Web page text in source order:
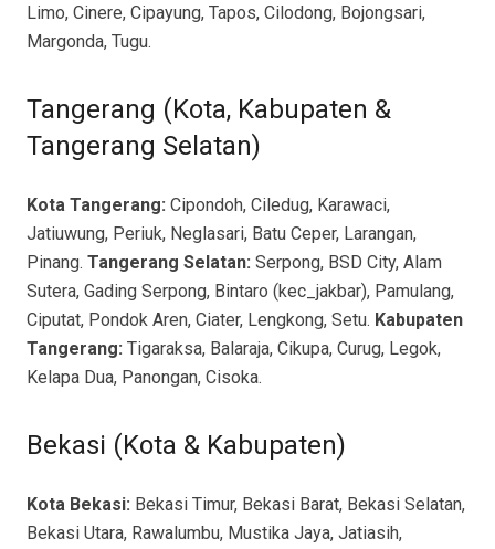
Limo, Cinere, Cipayung, Tapos, Cilodong, Bojongsari,
Margonda, Tugu.
Tangerang (Kota, Kabupaten &
Tangerang Selatan)
Kota Tangerang: Cipondoh, Ciledug, Karawaci,
Jatiuwung, Periuk, Neglasari, Batu Ceper, Larangan,
Pinang. Tangerang Selatan: Serpong, BSD City, Alam
Sutera, Gading Serpong, Bintaro (kec_jakbar), Pamulang,
Ciputat, Pondok Aren, Ciater, Lengkong, Setu. Kabupaten
Tangerang: Tigaraksa, Balaraja, Cikupa, Curug, Legok,
Kelapa Dua, Panongan, Cisoka.
Bekasi (Kota & Kabupaten)
Kota Bekasi: Bekasi Timur, Bekasi Barat, Bekasi Selatan,
Bekasi Utara, Rawalumbu, Mustika Jaya, Jatiasih,